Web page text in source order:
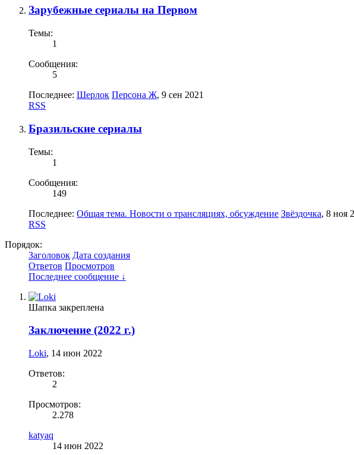
Зарубежные сериалы на Первом
Темы:
1
Сообщения:
5
Последнее: Шерлок Персона Ж, 9 сен 2021
RSS
Бразильские сериалы
Темы:
1
Сообщения:
149
Последнее: Общая тема. Новости о трансляциях, обсуждение Звёздочка, 8 ноя
RSS
Порядок:
Заголовок Дата создания
Ответов Просмотров
Последнее сообщение ↓
Шапка закреплена
Заключение (2022 г.)
Loki, 14 июн 2022
Ответов:
2
Просмотров:
2.278
katyaq
14 июн 2022